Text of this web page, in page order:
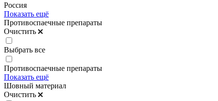
Россия
Показать ещё
Противоспаечные препараты
Очистить
Выбрать все
Противоспаечные препараты
Показать ещё
Шовный материал
Очистить